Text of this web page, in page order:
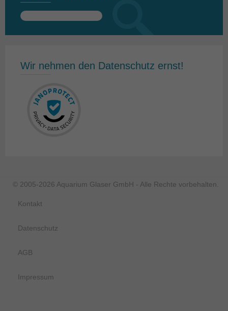
Suchen
Wir nehmen den Datenschutz ernst!
© 2005-2026 Aquarium Glaser GmbH - Alle Rechte vorbehalten.
Kontakt
Datenschutz
AGB
Impressum